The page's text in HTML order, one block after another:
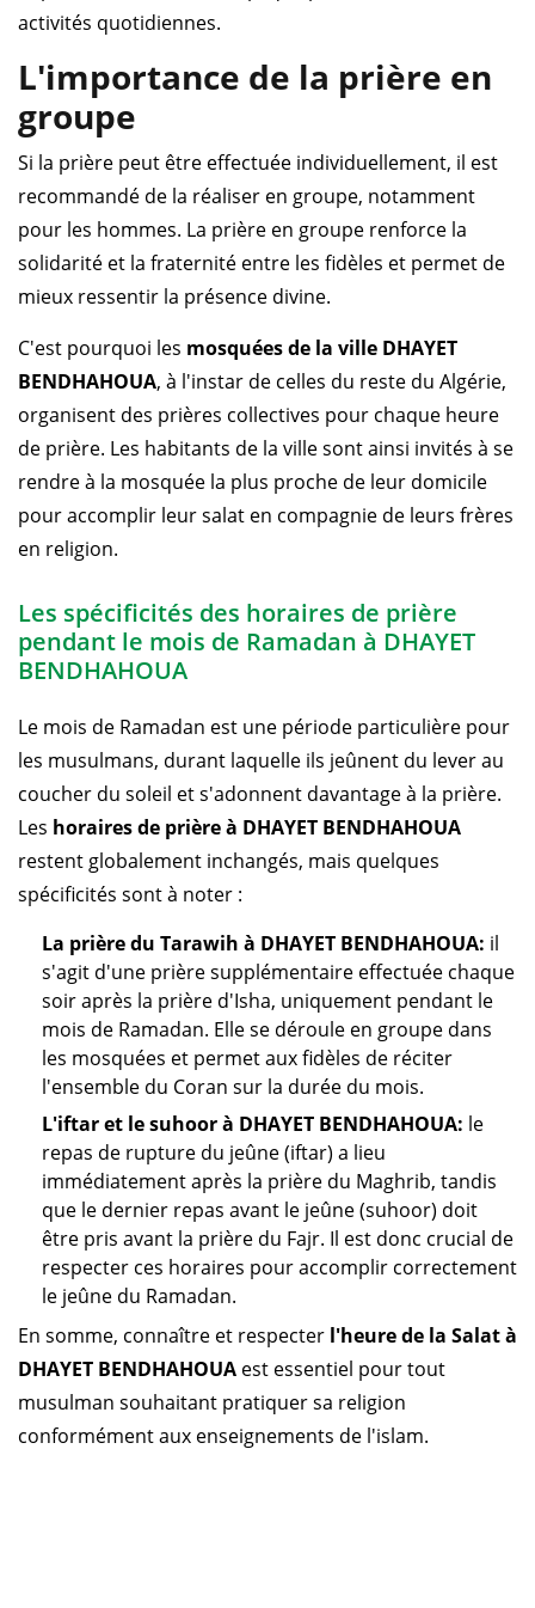
activités quotidiennes.
L'importance de la prière en
groupe
Si la prière peut être effectuée individuellement, il est
recommandé de la réaliser en groupe, notamment
pour les hommes. La prière en groupe renforce la
solidarité et la fraternité entre les fidèles et permet de
mieux ressentir la présence divine.
C'est pourquoi les mosquées de la ville DHAYET
BENDHAHOUA, à l'instar de celles du reste du Algérie,
organisent des prières collectives pour chaque heure
de prière. Les habitants de la ville sont ainsi invités à se
rendre à la mosquée la plus proche de leur domicile
pour accomplir leur salat en compagnie de leurs frères
en religion.
Les spécificités des horaires de prière
pendant le mois de Ramadan à DHAYET
BENDHAHOUA
Le mois de Ramadan est une période particulière pour
les musulmans, durant laquelle ils jeûnent du lever au
coucher du soleil et s'adonnent davantage à la prière.
Les horaires de prière à DHAYET BENDHAHOUA
restent globalement inchangés, mais quelques
spécificités sont à noter :
La prière du Tarawih à DHAYET BENDHAHOUA: il
s'agit d'une prière supplémentaire effectuée chaque
soir après la prière d'Isha, uniquement pendant le
mois de Ramadan. Elle se déroule en groupe dans
les mosquées et permet aux fidèles de réciter
l'ensemble du Coran sur la durée du mois.
L'iftar et le suhoor à DHAYET BENDHAHOUA: le
repas de rupture du jeûne (iftar) a lieu
immédiatement après la prière du Maghrib, tandis
que le dernier repas avant le jeûne (suhoor) doit
être pris avant la prière du Fajr. Il est donc crucial de
respecter ces horaires pour accomplir correctement
le jeûne du Ramadan.
En somme, connaître et respecter l'heure de la Salat à
DHAYET BENDHAHOUA est essentiel pour tout
musulman souhaitant pratiquer sa religion
conformément aux enseignements de l'islam.